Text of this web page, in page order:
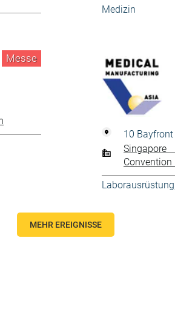
Medizin
Messe
10
Convention
Laborausrüstung
MEHR EREIGNISSE